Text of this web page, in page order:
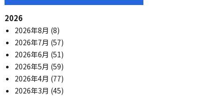
2026
2026年8月 (8)
2026年7月 (57)
2026年6月 (51)
2026年5月 (59)
2026年4月 (77)
2026年3月 (45)